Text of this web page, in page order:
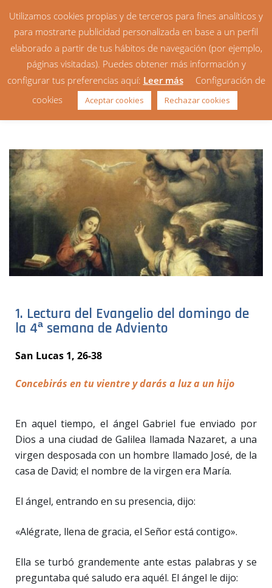
Lecturas recomendadas: 4ª
semana de Adviento
1. Lectura del Evangelio del domingo de
la 4ª semana de Adviento
San Lucas 1, 26-38
Concebirás en tu vientre y darás a luz a un hijo
En aquel tiempo, el ángel Gabriel fue enviado por
Dios a una ciudad de Galilea llamada Nazaret, a una
virgen desposada con un hombre llamado José, de la
casa de David; el nombre de la virgen era María.
El ángel, entrando en su presencia, dijo:
«Alégrate, llena de gracia, el Señor está contigo».
Ella se turbó grandemente ante estas palabras y se
preguntaba qué saludo era aquél. El ángel le dijo:
Utilizamos cookies propias y de terceros para fines analíticos y
para mostrarte publicidad personalizada en base a un perfil
elaborado a partir de tus hábitos de navegación (por ejemplo,
páginas visitadas). Puedes obtener más información y
configurar tus preferencias aquí: Leer más
Configuración de
cookies
Aceptar cookies Rechazar cookies